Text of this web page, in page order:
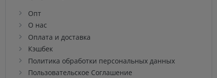
Опт
О нас
Оплата и доставка
Кэшбек
Политика обработки персональных данных
Пользовательское Соглашение